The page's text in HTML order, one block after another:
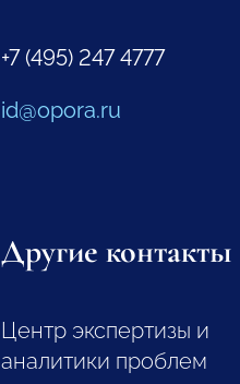
+7 (495) 247 4777
id@opora.ru
Другие контакты
Центр экспертизы и
аналитики проблем